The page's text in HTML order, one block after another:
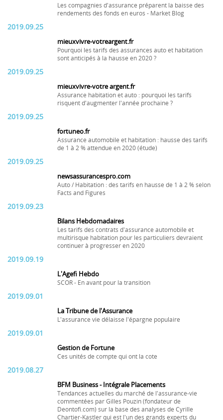
Les compagnies d'assurance préparent la baisse des
rendements des fonds en euros - Market Blog
2019.09.25
mieuxvivre-votreargent.fr
Pourquoi les tarifs des assurances auto et habitation
sont anticipés à la hausse en 2020 ?
2019.09.25
mieuxvivre-votre argent.fr
Assurance habitation et auto : pourquoi les tarifs
risquent d'augmenter l'année prochaine ?
2019.09.25
fortuneo.fr
Assurance automobile et habitation : hausse des tarifs
de 1 à 2 % attendue en 2020 (étude)
2019.09.25
newsassurancespro.com
Auto / Habitation : des tarifs en hausse de 1 à 2 % selon
Facts and Figures
2019.09.23
Bilans Hebdomadaires
Les tarifs des contrats d'assurance automobile et
multirisque habitation pour les particuliers devraient
continuer à progresser en 2020
2019.09.19
L'Agefi Hebdo
SCOR - En avant pour la transition
2019.09.01
La Tribune de l'Assurance
L'assurance vie délaisse l'épargne populaire
2019.09.01
Gestion de Fortune
Ces unités de compte qui ont la cote
2019.08.27
BFM Business - Intégrale Placements
Tendances actuelles du marché de l'assurance-vie
commentées par Gilles Pouzin (fondateur de
Deontofi.com) sur la base des analyses de Cyrille
Chartier-Kastler qui est l'un des grands experts du